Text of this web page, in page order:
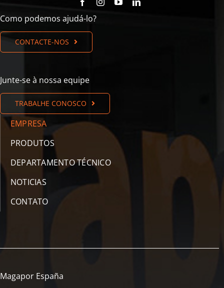
Como podemos ajudá-lo?
CONTACTE-NOS
Junte-se à nossa equipe
TRABALHE CONOSCO
EMPRESA
PRODUTOS
DEPARTAMENTO TÉCNICO
NOTICIAS
CONTATO
Magapor España